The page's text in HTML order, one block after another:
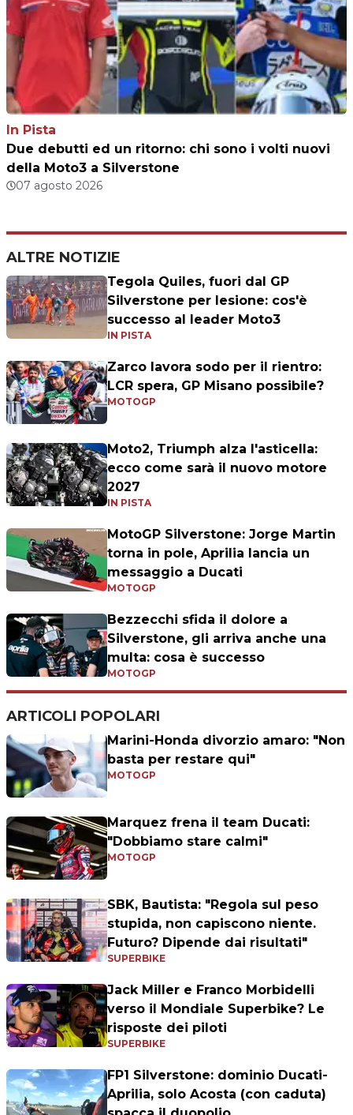
In Pista
Due debutti ed un ritorno: chi sono i volti nuovi
della Moto3 a Silverstone
07 agosto 2026
ALTRE NOTIZIE
Tegola Quiles, fuori dal GP
Silverstone per lesione: cos'è
successo al leader Moto3
IN PISTA
Zarco lavora sodo per il rientro:
LCR spera, GP Misano possibile?
MOTOGP
Moto2, Triumph alza l'asticella:
ecco come sarà il nuovo motore
2027
IN PISTA
MotoGP Silverstone: Jorge Martin
torna in pole, Aprilia lancia un
messaggio a Ducati
MOTOGP
Bezzecchi sfida il dolore a
Silverstone, gli arriva anche una
multa: cosa è successo
MOTOGP
ARTICOLI POPOLARI
Marini-Honda divorzio amaro: "Non
basta per restare qui"
MOTOGP
Marquez frena il team Ducati:
"Dobbiamo stare calmi"
MOTOGP
SBK, Bautista: "Regola sul peso
stupida, non capiscono niente.
Futuro? Dipende dai risultati"
SUPERBIKE
Jack Miller e Franco Morbidelli
verso il Mondiale Superbike? Le
risposte dei piloti
SUPERBIKE
FP1 Silverstone: dominio Ducati-
Aprilia, solo Acosta (con caduta)